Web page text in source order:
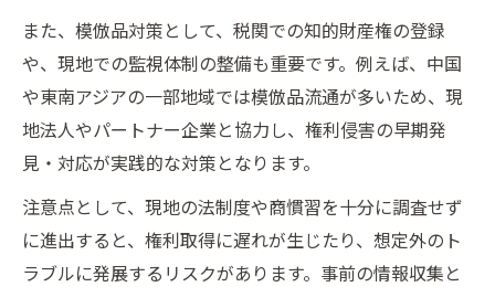
知的財産推進計画2025概要と輸出実務への
知財を経営に活かすイノベーション手法
イノベーション強化へ知的財産輸出の経営
活用
知的財産を軸にしたイノベーション推進手
法
経営戦略としての知的財産輸出の導入効果
また、模倣品対策として、税関での知的財産権の登録
や、現地での監視体制の整備も重要です。例えば、中国
や東南アジアの一部地域では模倣品流通が多いため、現
地法人やパートナー企業と協力し、権利侵害の早期発
見・対応が実践的な対策となります。
注意点として、現地の法制度や商慣習を十分に調査せず
に進出すると、権利取得に遅れが生じたり、想定外のト
ラブルに発展するリスクがあります。事前の情報収集と